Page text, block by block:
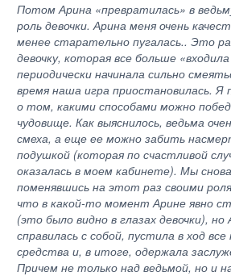
Потом Арина «превратилась» в
роль девочки. Арина меня очень
менее старательно пугалась.. Это
девочку, которая все больше
периодически начинала сильно
время наша игра приостановилась. Я
о том, какими способами можно
чудовище. Как выяснилось, ведьма
смеха, а еще ее можно забить
подушкой (которая по счастливой
оказалась в моем кабинете). Мы
поменявшись на этот раз своими
что в какой-то момент Арине явно
(это было видно в глазах девочки), но
справилась с собой, пустила в ход
средства и, в итоге, одержала
Причем не только над ведьмой, но и